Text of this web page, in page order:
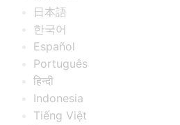
日本語
한국어
Español
Português
हिन्दी
Indonesia
Tiếng Việt